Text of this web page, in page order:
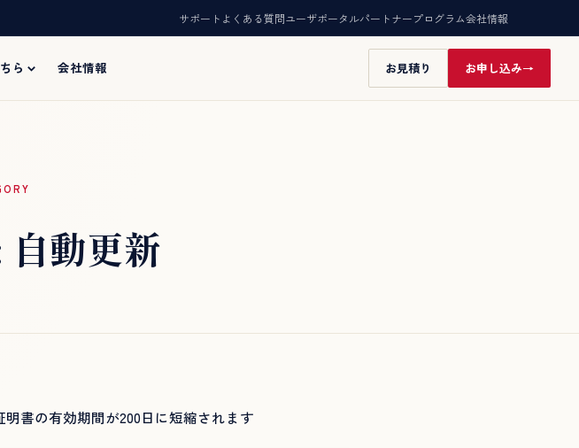
サポート よくある質問ユーザポータルパートナープログラム会社情報
ら 会社情報 お見積り お申し込み
自動更新
明書の有効期間が200日に短縮されます